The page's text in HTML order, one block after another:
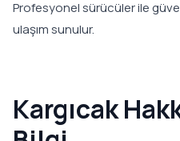
Profesyonel sürücüler ile
ulaşım sunulur.
Kargıcak